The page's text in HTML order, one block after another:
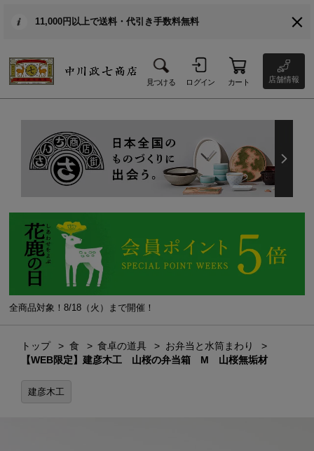
11,000円以上で送料・代引き手数料無料
見つける ログイン カート 店舗情報
全商品対象！8/18（火）まで開催！
トップ 食 食卓の道具
お弁当と水筒まわり
【WEB限定】建彦木工 山桜の弁当箱 M 山桜無垢材
建彦木工